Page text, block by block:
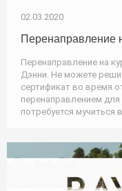
02.03.2020
Перенаправление
Перенаправление на
Дэнни. Не можете
сертификат во время
перенаправлением для
потребуется мучиться